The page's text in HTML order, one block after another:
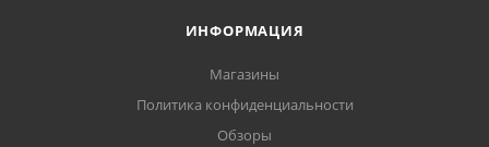
ИНФОРМАЦИЯ
Магазины
Политика конфиденциальности
Обзоры